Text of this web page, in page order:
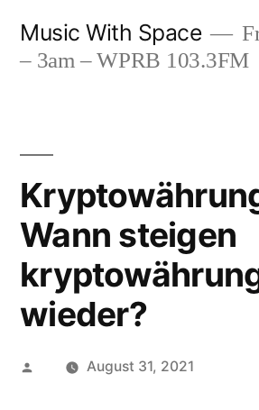
Music With Space
– 3am – WPRB 103.3FM
Wann steigen
wieder?
Posted August 31, 2021